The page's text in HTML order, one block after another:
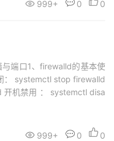
999+ 0 0
端口1、firewalld的基本使
： systemctl stop firewalld
机禁用 ： systemctl disa
999+ 0 0